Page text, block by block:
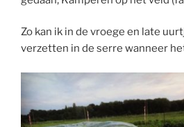
Zo kan ik in de vroege en late
verzetten in de serre wanneer